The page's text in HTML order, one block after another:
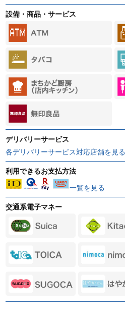
設備・商品・サービス
デリバリーサービス
各デリバリーサービス対応店舗を見る
利用できるお支払方法
一覧を見る
交通系電子マネー